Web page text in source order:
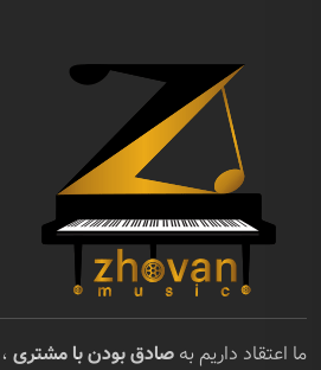
ما اعتقاد داریم به صادق بودن با مشتری ،